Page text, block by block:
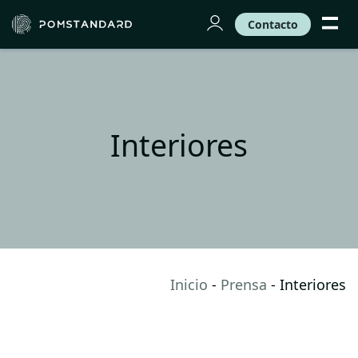
Contacto
Interiores
Inicio - Prensa - Interiores